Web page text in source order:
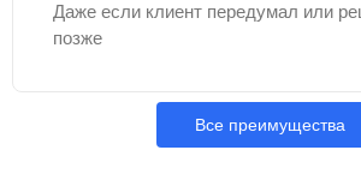
Даже если клиент передумал или
позже
Все преимущества